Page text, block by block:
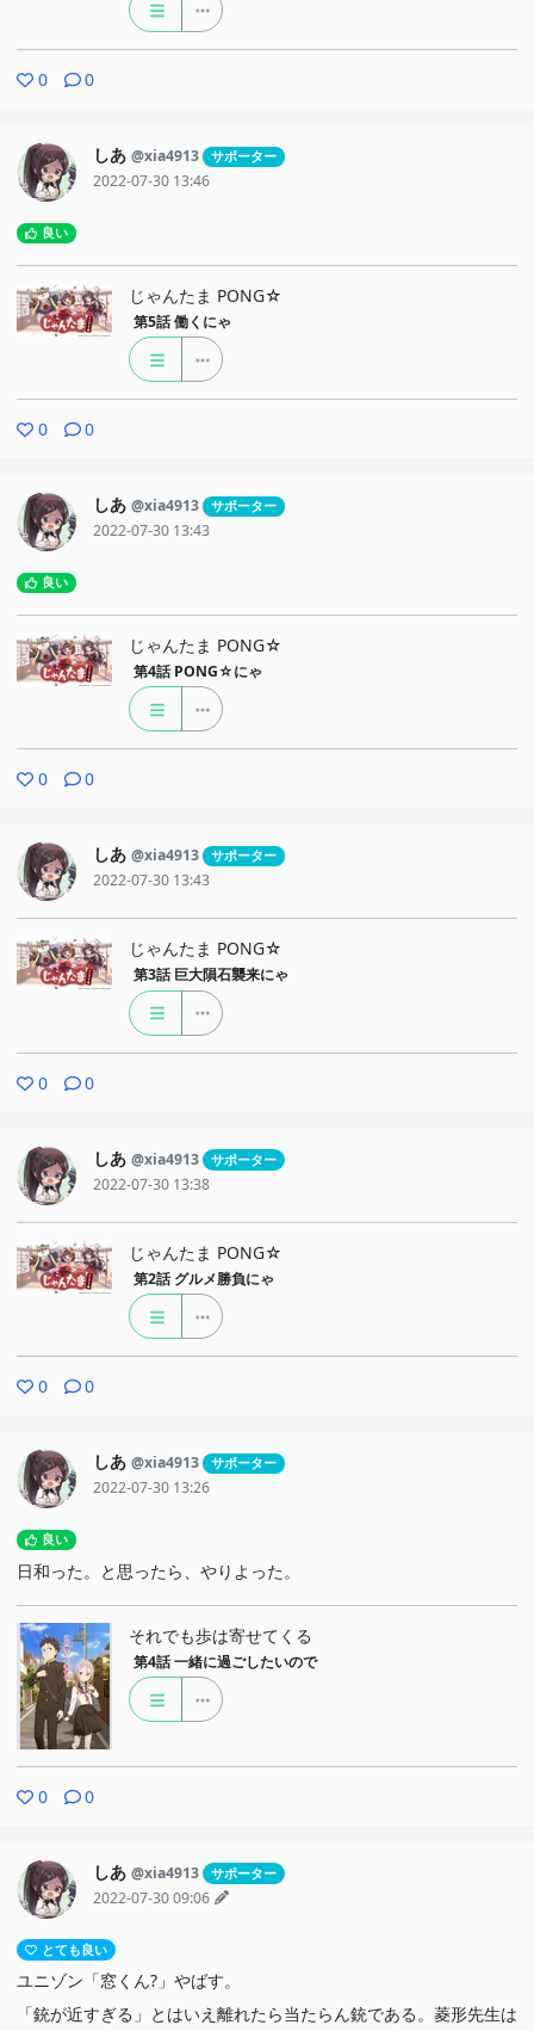
0 0
しあ @xia4913 サポーター
2022-07-30 13:46
良い
じゃんたま PONG☆
第5話 働くにゃ
0 0
しあ @xia4913 サポーター
2022-07-30 13:43
良い
じゃんたま PONG☆
第4話 PONG☆にゃ
0 0
しあ @xia4913 サポーター
2022-07-30 13:43
じゃんたま PONG☆
第3話 巨大隕石襲来にゃ
0 0
しあ @xia4913 サポーター
2022-07-30 13:38
じゃんたま PONG☆
第2話 グルメ勝負にゃ
0 0
しあ @xia4913 サポーター
2022-07-30 13:26
良い
日和った。と思ったら、やりよった。
それでも歩は寄せてくる
第4話 一緒に過ごしたいので
0 0
しあ @xia4913 サポーター
2022-07-30 09:06
とても良い
ユニゾン「窓くん?」やばす。
「銃が近すぎる」とはいえ離れたら当たらん銃である。菱形先生は